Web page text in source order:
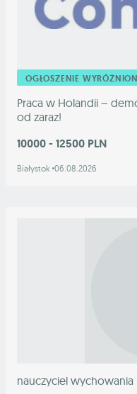
OGŁOSZENIE
Praca w Holandii –
od zaraz!
10000 - 12500 PLN
Białystok 06.08.2026
nauczyciel